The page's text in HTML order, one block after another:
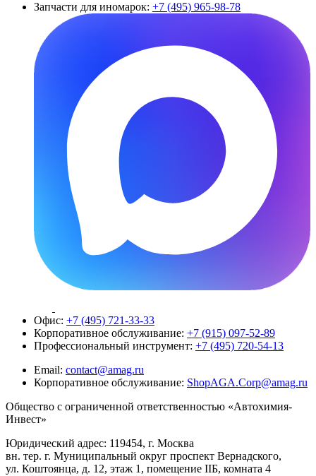
Запчасти для иномарок: +7 (495) 965-98-78
Офис: +7 (495) 721-33-33
Корпоративное обслуживание: +7 (915) 097-52-89
Профессиональный инструмент: +7 (495) 720-54-13
Email: contact@amag.ru
Корпоративное обслуживание: ShopAGA.Corp@amag.ru
Общество с ограниченной ответственностью «Автохимия-
Инвест»
Юридический адрес: 119454, г. Москва
вн. тер. г. Муниципальный округ проспект Вернадского,
ул. Коштоянца, д. 12, этаж 1, помещение IIБ, комната 4